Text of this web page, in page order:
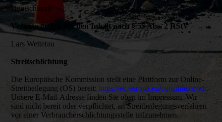
Deutschland
Verantwortlich für den Inhalt nach § 55 Abs. 2 RStV
Lars Wetterau
Streitschlichtung
Die Europäische Kommission stellt eine Plattform zur Online-
Streitbeilegung (OS) bereit:https://ec.europa.eu/consumers/odr.
Unsere E-Mail-Adresse finden Sie oben im Impressum. Wir
sind nicht bereit oder verpflichtet, an Streitbeilegungsverfahren
vor einer Verbraucherschlichtungsstelle teilzunehmen.